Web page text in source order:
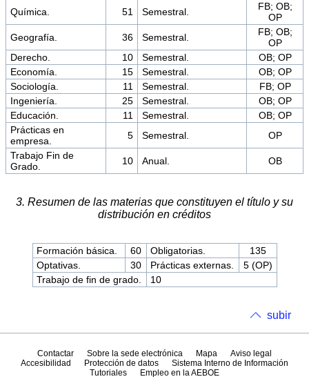
Química.
51 Semestral.
FB; OB;
OP
Geografía.
36 Semestral.
FB; OB;
OP
Derecho.
10 Semestral.
OB; OP
Economía.
15 Semestral.
OB; OP
Sociología.
11 Semestral.
FB; OP
Ingeniería.
25 Semestral.
OB; OP
Educación.
11 Semestral.
OB; OP
Prácticas en
empresa.
5 Semestral.
OP
Trabajo Fin de
Grado.
10 Anual. OB
3. Resumen de las materias que constituyen el título y su
distribución en créditos
Formación básica. 60 Obligatorias.
135
Optativas.
30 Prácticas externas.
5 (OP)
Trabajo de fin de grado.
10
subir
Contactar Sobre la sede electrónica Mapa
Aviso legal
Accesibilidad
Protección de datos
Sistema Interno de Información
Tutoriales
Empleo en la AEBOE